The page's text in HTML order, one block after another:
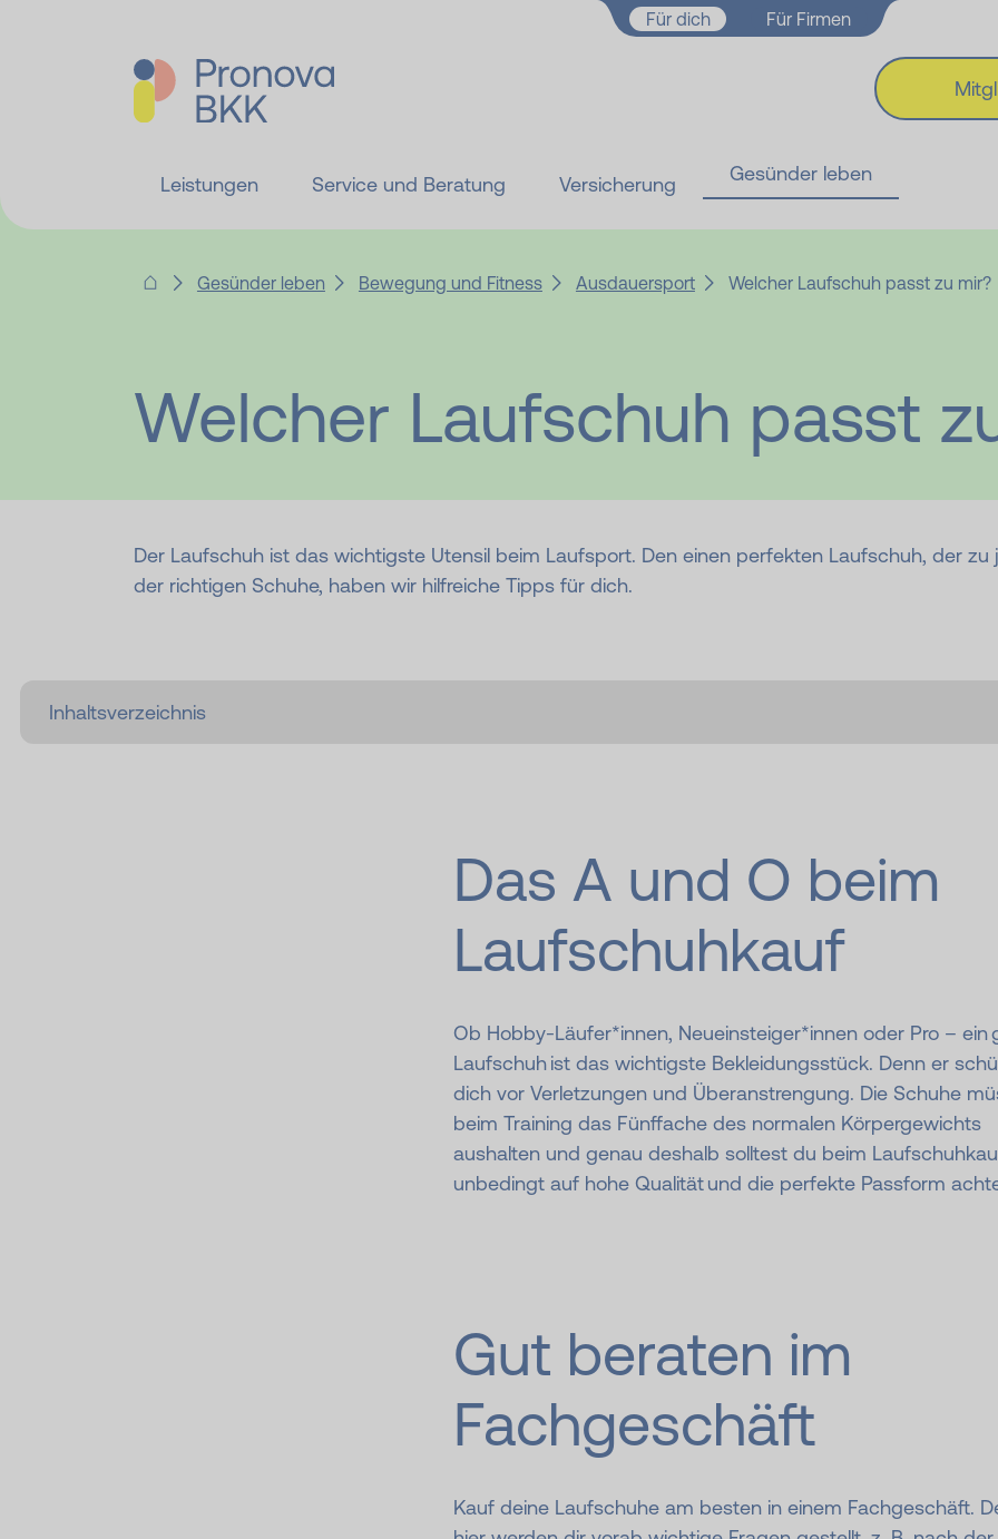
Zum Hauptinhalt springen
Für dich Für Firmen
Leistungen Service und Beratung Versicherung Gesünder leben
Gesünder leben Bewegung und Fitness Ausdauersport Welcher Laufschuh passt zu mir?
Welcher Laufschuh passt
Der Laufschuh ist das wichtigste Utensil beim Laufsport. Den einen perfekten Laufschuh, der
der richtigen Schuhe, haben wir hilfreiche Tipps für dich.
Das A und O beim
Laufschuhkauf
Ob Hobby-Läufer*innen, Neueinsteiger*innen oder Pro – ein
Laufschuh ist das wichtigste Bekleidungsstück. Denn er
dich vor Verletzungen und Überanstrengung. Die Schuhe
beim Training das Fünffache des normalen Körpergewichts
aushalten und genau deshalb solltest du beim
unbedingt auf hohe Qualität und die perfekte Passform
Gut beraten im
Fachgeschäft
Kauf deine Laufschuhe am besten in einem Fachgeschäft.